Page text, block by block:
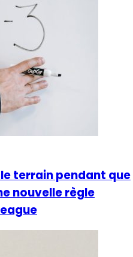
terrain pendant que
nouvelle règle